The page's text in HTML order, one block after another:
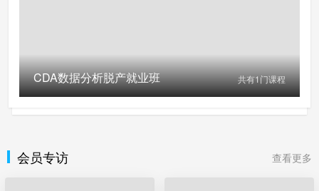
CDA数据分析脱产就业班 共有1门课程
会员专访 查看更多